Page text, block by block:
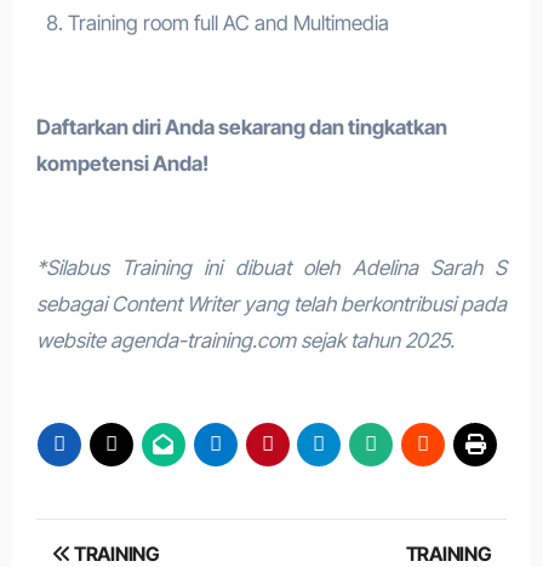
Training room full AC and Multimedia
Daftarkan diri Anda sekarang dan tingkatkan
kompetensi Anda!
*Silabus Training ini dibuat oleh Adelina Sarah S
sebagai Content Writer yang telah berkontribusi pada
website agenda-training.com sejak tahun 2025.
Post
TRAINING
TRAINING